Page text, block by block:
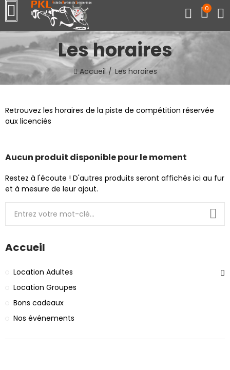
0
Les horaires
Accueil Les horaires
Retrouvez les horaires de la piste de compétition réservée
aux licenciés
Aucun produit disponible pour le moment
Restez à l'écoute ! D'autres produits seront affichés ici au fur
et à mesure de leur ajout.
Accueil
Location Adultes
Location Groupes
Bons cadeaux
Nos événements